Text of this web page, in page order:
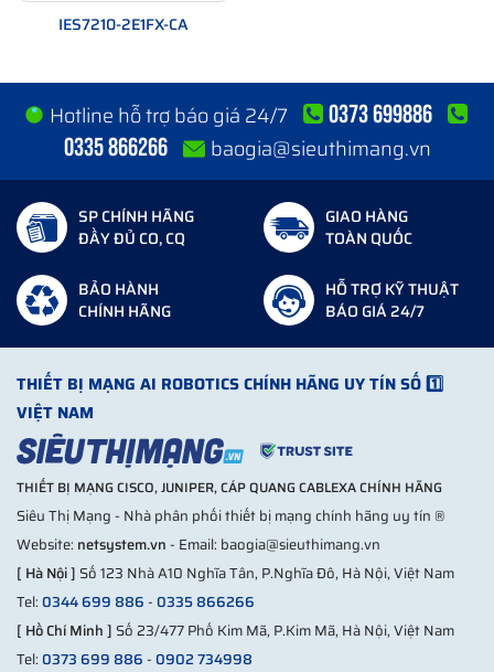
IES7210-2E1FX-CA
Hotline hỗ trợ báo giá 24/7
0373 699886
0335 866266
baogia@sieuthimang.vn
SP CHÍNH HÃNG
ĐẦY ĐỦ CO, CQ
GIAO HÀNG
TOÀN QUỐC
BẢO HÀNH
CHÍNH HÃNG
HỖ TRỢ KỸ THUẬT
BÁO GIÁ 24/7
THIẾT BỊ MẠNG AI ROBOTICS CHÍNH HÃNG UY TÍN SỐ 1️⃣
VIỆT NAM
THIẾT BỊ MẠNG CISCO, JUNIPER, CÁP QUANG CABLEXA CHÍNH HÃNG
Siêu Thị Mạng - Nhà phân phối thiết bị mạng chính hãng uy tín ®
Website: netsystem.vn- Email: baogia@sieuthimang.vn
[ Hà Nội ] Số 123 Nhà A10 Nghĩa Tân, P.Nghĩa Đô, Hà Nội, Việt Nam
Tel:0344 699 886-0335 866266
[ Hồ Chí Minh ] Số 23/477 Phố Kim Mã, P.Kim Mã, Hà Nội, Việt Nam
Tel:0373 699 886-0902 734998